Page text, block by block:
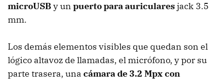
microUSB y un puerto para auricularesjack 3.5
mm.
Los demás elementos visibles que quedan son el
lógico altavoz de llamadas, el micrófono, y por su
parte trasera, una cámara de 3.2 Mpx con